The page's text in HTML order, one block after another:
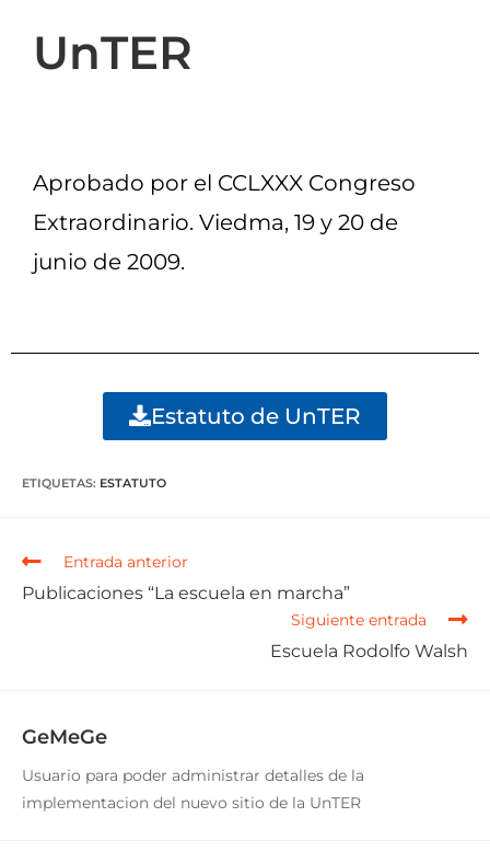
UnTER
Aprobado por el CCLXXX Congreso
Extraordinario. Viedma, 19 y 20 de
junio de 2009.
Estatuto de UnTER
ETIQUETAS: ESTATUTO
Entrada anterior
Publicaciones “La escuela en marcha”
Siguiente entrada
Escuela Rodolfo Walsh
GeMeGe
Usuario para poder administrar detalles de la
implementacion del nuevo sitio de la UnTER